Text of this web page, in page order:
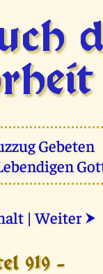
Gebeten
|Weiter ⮞
919 -